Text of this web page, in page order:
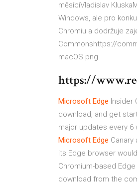
měsíciVladislav
Windows, ale pro
Chromiu a dodržuje
Commonshttps://
macOS.png
https://
Microsoft Edge Insider
download, and get
major updates every
Microsoft Edge Canary
its Edge browser
Chromium-based
download from the